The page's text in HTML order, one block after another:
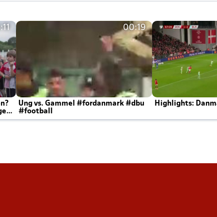
00:19
Ung vs. Gammel #fordanmark #dbu
#football
Highlights: